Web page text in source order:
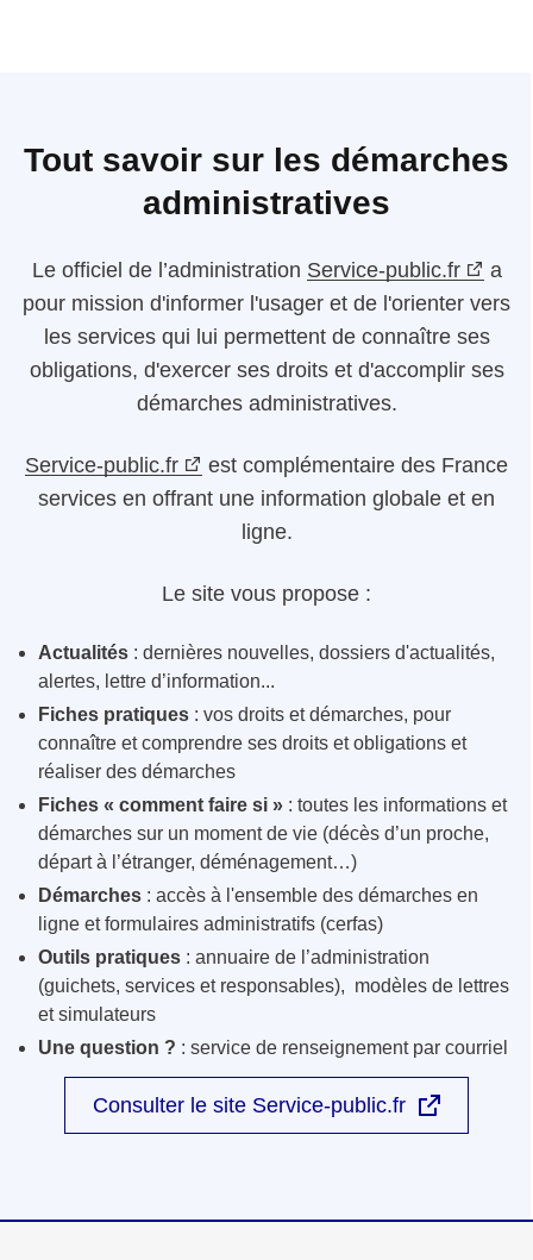
Tout savoir sur les démarches
administratives
Le officiel de l’administration Service-public.fr
a
pour mission d'informer l'usager et de l'orienter vers
les services qui lui permettent de connaître ses
obligations, d'exercer ses droits et d'accomplir ses
démarches administratives.
Service-public.fr
est complémentaire des France
services en offrant une information globale et en
ligne.
Le site vous propose :
Actualités : dernières nouvelles, dossiers d'actualités,
alertes, lettre d’information...
Fiches pratiques : vos droits et démarches, pour
connaître et comprendre ses droits et obligations et
réaliser des démarches
Fiches « comment faire si » : toutes les informations et
démarches sur un moment de vie (décès d’un proche,
départ à l’étranger, déménagement…)
Démarches : accès à l'ensemble des démarches en
ligne et formulaires administratifs (cerfas)
Outils pratiques : annuaire de l’administration
(guichets, services et responsables), modèles de lettres
et simulateurs
Une question ? : service de renseignement par courriel
Consulter le site Service-public.fr